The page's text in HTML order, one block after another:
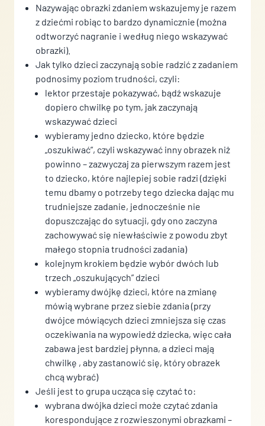
Nazywając obrazki zdaniem wskazujemy je razem
z dziećmi robiąc to bardzo dynamicznie (można
odtworzyć nagranie i według niego wskazywać
obrazki).
Jak tylko dzieci zaczynają sobie radzić z zadaniem
podnosimy poziom trudności, czyli:
lektor przestaje pokazywać, bądź wskazuje
dopiero chwilkę po tym, jak zaczynają
wskazywać dzieci
wybieramy jedno dziecko, które będzie
„oszukiwać”, czyli wskazywać inny obrazek niż
powinno – zazwyczaj za pierwszym razem jest
to dziecko, które najlepiej sobie radzi (dzięki
temu dbamy o potrzeby tego dziecka dając mu
trudniejsze zadanie, jednocześnie nie
dopuszczając do sytuacji, gdy ono zaczyna
zachowywać się niewłaściwie z powodu zbyt
małego stopnia trudności zadania)
kolejnym krokiem będzie wybór dwóch lub
trzech „oszukujących” dzieci
wybieramy dwójkę dzieci, które na zmianę
mówią wybrane przez siebie zdania (przy
dwójce mówiących dzieci zmniejsza się czas
oczekiwania na wypowiedź dziecka, więc cała
zabawa jest bardziej płynna, a dzieci mają
chwilkę , aby zastanowić się, który obrazek
chcą wybrać)
Jeśli jest to grupa ucząca się czytać to:
wybrana dwójka dzieci może czytać zdania
korespondujące z rozwieszonymi obrazkami –